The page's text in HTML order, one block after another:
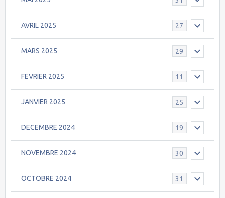
AVRIL 2025 27
MARS 2025 29
FEVRIER 2025 11
JANVIER 2025 25
DECEMBRE 2024 19
NOVEMBRE 2024 30
OCTOBRE 2024 31